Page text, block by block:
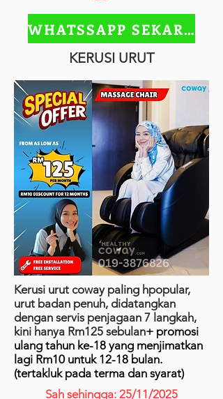
WHATSSAPP SEKARANG
KERUSI URUT
Kerusi urut coway paling hpopular,
urut badan penuh, didatangkan
dengan servis penjagaan 7 langkah,
kini hanya Rm125 sebulan+ promosi
ulang tahun ke-18 yang menjimatkan
lagi Rm10 untuk 12-18 bulan.
(tertakluk pada terma dan syarat)
Sah sehingga: 25/11/2025